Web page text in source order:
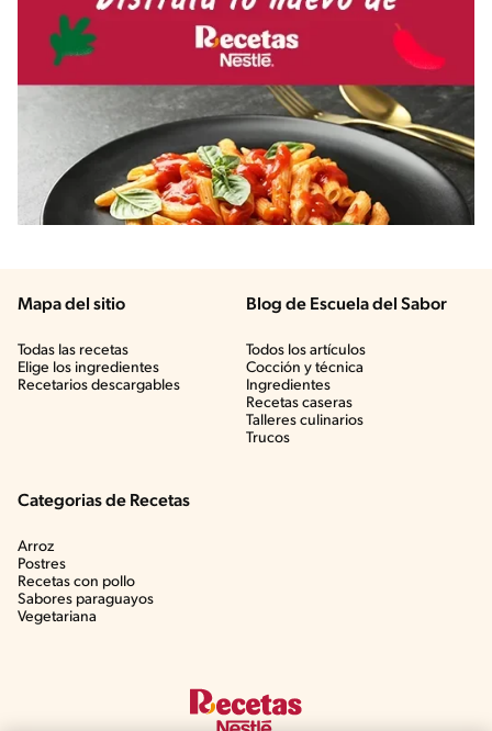
Mapa del sitio
Todas las recetas
Elige los ingredientes
Recetarios descargables
Blog de Escuela del Sabor
Todos los artículos
Cocción y técnica
Ingredientes
Recetas caseras
Talleres culinarios
Trucos
Categorias de Recetas
Arroz
Postres
Recetas con pollo
Sabores paraguayos
Vegetariana